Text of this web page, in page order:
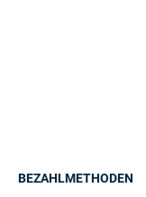
BEZAHLMETHODEN